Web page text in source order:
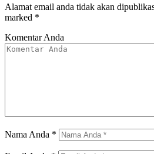
Alamat email anda tidak akan
marked *
Komentar Anda
Nama Anda *